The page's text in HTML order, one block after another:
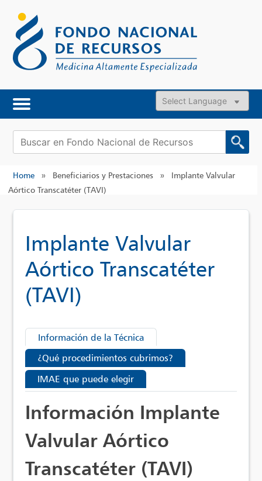
content
Powered by
Buscar:
Home » Beneficiarios y Prestaciones »
Implante Valvular
Aórtico Transcatéter (TAVI)
Implante Valvular
Aórtico Transcatéter
(TAVI)
Información de la Técnica
¿Qué procedimientos cubrimos?
IMAE que puede elegir
Información Implante
Valvular Aórtico
Transcatéter (TAVI)